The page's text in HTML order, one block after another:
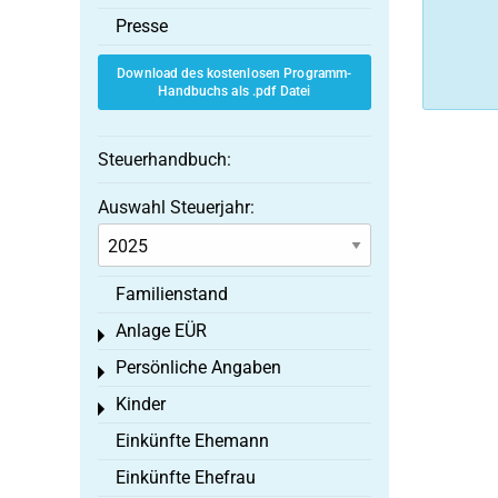
Presse
Download des kostenlosen Programm-
Handbuchs als .pdf Datei
Steuerhandbuch:
Auswahl Steuerjahr:
Familienstand
Anlage EÜR
Toggle menu
Persönliche Angaben
Toggle menu
Kinder
Toggle menu
Einkünfte Ehemann
Einkünfte Ehefrau